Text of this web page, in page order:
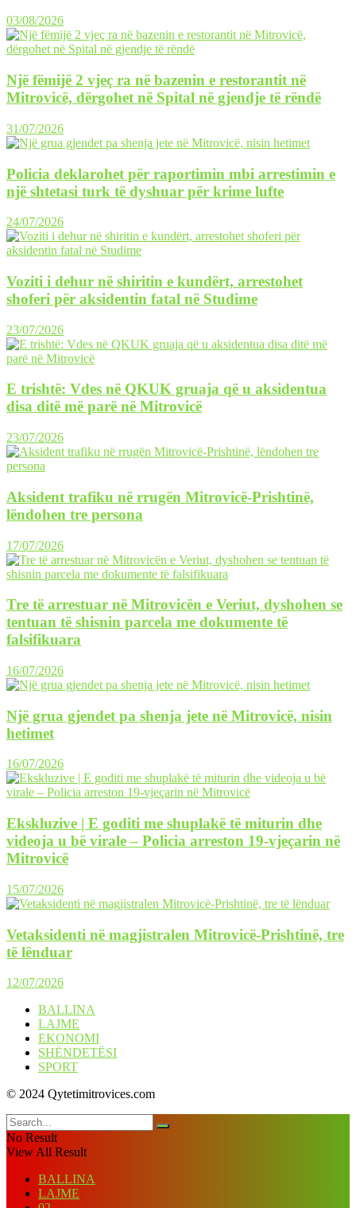
03/08/2026
Një fëmijë 2 vjeç ra në bazenin e restorantit në
Mitrovicë, dërgohet në Spital në gjendje të rëndë
31/07/2026
Policia deklarohet për raportimin mbi arrestimin e
një shtetasi turk të dyshuar për krime lufte
24/07/2026
Voziti i dehur në shiritin e kundërt, arrestohet
shoferi për aksidentin fatal në Studime
23/07/2026
E trishtë: Vdes në QKUK gruaja që u aksidentua
disa ditë më parë në Mitrovicë
23/07/2026
Aksident trafiku në rrugën Mitrovicë-Prishtinë,
lëndohen tre persona
17/07/2026
Tre të arrestuar në Mitrovicën e Veriut, dyshohen se
tentuan të shisnin parcela me dokumente të
falsifikuara
16/07/2026
Një grua gjendet pa shenja jete në Mitrovicë, nisin
hetimet
16/07/2026
Ekskluzive | E goditi me shuplakë të miturin dhe
videoja u bë virale – Policia arreston 19-vjeçarin në
Mitrovicë
15/07/2026
Vetaksidenti në magjistralen Mitrovicë-Prishtinë, tre
të lënduar
12/07/2026
BALLINA
LAJME
EKONOMI
SHËNDETËSI
SPORT
© 2024 Qytetimitrovices.com
No Result
View All Result
BALLINA
LAJME